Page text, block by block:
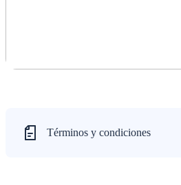
Términos y condiciones